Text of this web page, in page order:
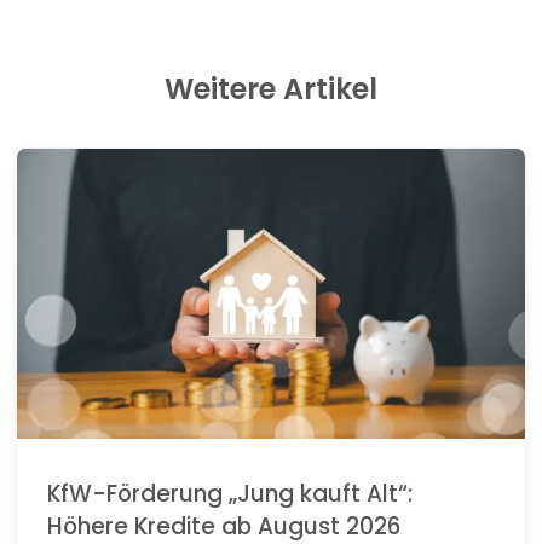
Weitere Artikel
KfW-Förderung „Jung kauft Alt“:
Höhere Kredite ab August 2026